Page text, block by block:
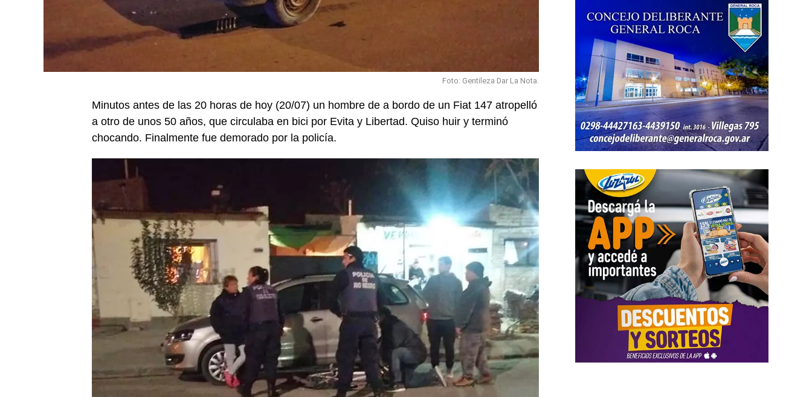
Foto: Gentileza Dar La Nota.
Minutos antes de las 20 horas de hoy (20/07) un hombre de a bordo de un Fiat 147 atropelló
a otro de unos 50 años, que circulaba en bici por Evita y Libertad. Quiso huir y terminó
chocando. Finalmente fue demorado por la policía.